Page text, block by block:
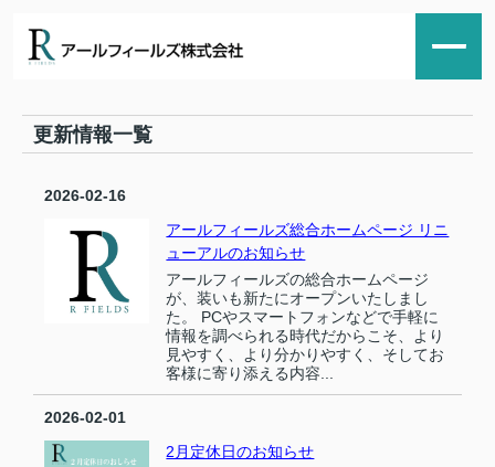
更新情報一覧
2026-02-16
アールフィールズ総合ホームページ リニ
ューアルのお知らせ
アールフィールズの総合ホームページ
が、装いも新たにオープンいたしまし
た。 PCやスマートフォンなどで手軽に
情報を調べられる時代だからこそ、より
見やすく、より分かりやすく、そしてお
客様に寄り添える内容...
2026-02-01
2月定休日のお知らせ